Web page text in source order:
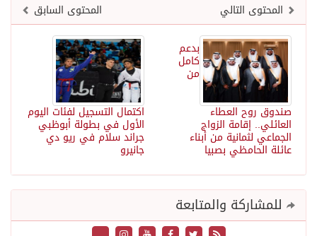
المحتوى السابق المحتوى التالي
اكتمال التسجيل لفئات اليوم
الأول في بطولة أبوظبي
جراند سلام في ريو دي
جانيرو
بدعم
كامل
من
صندوق روح العطاء
العائلي.. إقامة الزواج
الجماعي لثمانية من أبناء
عائلة الحامظي بصبيا
للمشاركة والمتابعة